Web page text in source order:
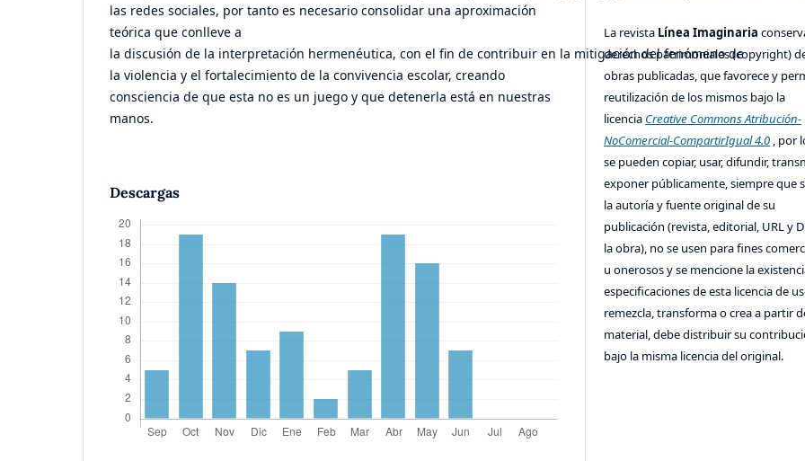
las redes sociales, por tanto es necesario consolidar una aproximación
teórica que conlleve a
la discusión de la interpretación hermenéutica, con el fin de contribuir en la mitigación del fenómeno de
la violencia y el fortalecimiento de la convivencia escolar, creando
consciencia de que esta no es un juego y que detenerla está en nuestras
manos.
Descargas
La revista Línea Imaginaria
derechos patrimoniales (copyright)
obras publicadas, que favorece y
reutilización de los mismos bajo la
licencia Creative Commons Atribución-
NoComercial-CompartirIgual 4.0 , por
se pueden copiar, usar, difundir,
exponer públicamente, siempre que
la autoría y fuente original de su
publicación (revista, editorial, URL y
la obra), no se usen para fines
u onerosos y se mencione la
especificaciones de esta licencia de
remezcla, transforma o crea a partir
material, debe distribuir su
bajo la misma licencia del original.